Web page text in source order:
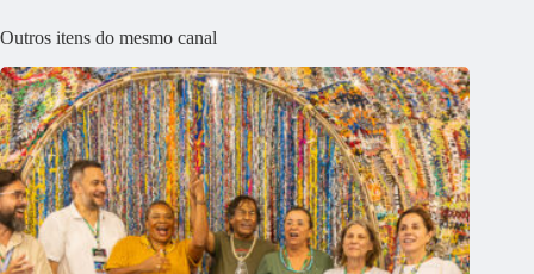
Outros itens do mesmo canal